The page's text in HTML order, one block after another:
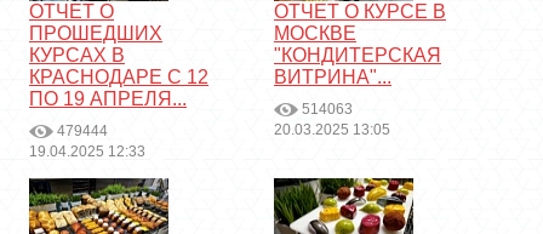
ОТЧЕТ О
ПРОШЕДШИХ
КУРСАХ В
КРАСНОДАРЕ С 12
ПО 19 АПРЕЛЯ...
479444
19.04.2025 12:33
ОТЧЕТ О КУРСЕ В
МОСКВЕ
"КОНДИТЕРСКАЯ
ВИТРИНА"...
514063
20.03.2025 13:05